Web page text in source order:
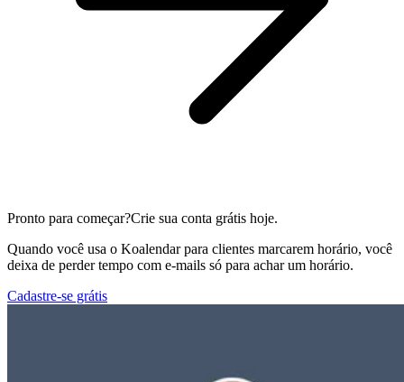
Pronto para começar?Crie sua conta grátis hoje.
Quando você usa o Koalendar para clientes marcarem horário, você
deixa de perder tempo com e-mails só para achar um horário.
Cadastre-se grátis